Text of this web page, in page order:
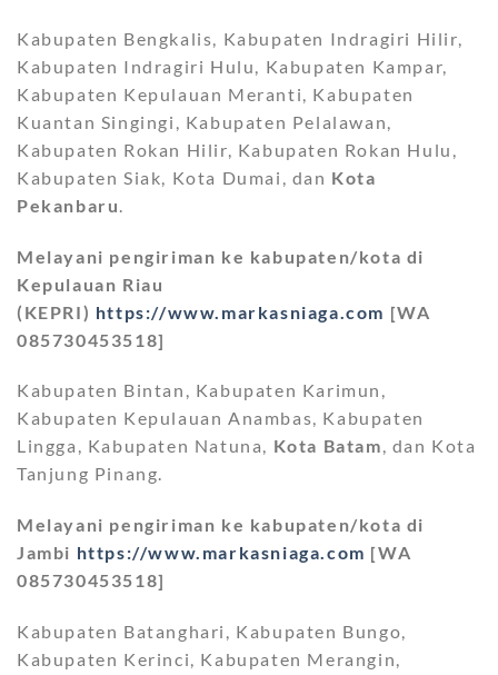
Kabupaten Bengkalis, Kabupaten Indragiri Hilir,
Kabupaten Indragiri Hulu, Kabupaten Kampar,
Kabupaten Kepulauan Meranti, Kabupaten
Kuantan Singingi, Kabupaten Pelalawan,
Kabupaten Rokan Hilir, Kabupaten Rokan Hulu,
Kabupaten Siak, Kota Dumai, dan Kota
Pekanbaru.
Melayani pengiriman ke kabupaten/kota di
Kepulauan Riau
(KEPRI) https://www.markasniaga.com [WA
085730453518]
Kabupaten Bintan, Kabupaten Karimun,
Kabupaten Kepulauan Anambas, Kabupaten
Lingga, Kabupaten Natuna, Kota Batam, dan Kota
Tanjung Pinang.
Melayani pengiriman ke kabupaten/kota di
Jambi https://www.markasniaga.com [WA
085730453518]
Kabupaten Batanghari, Kabupaten Bungo,
Kabupaten Kerinci, Kabupaten Merangin,